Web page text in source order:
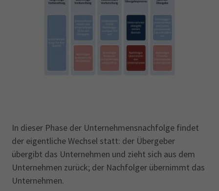
In dieser Phase der Unternehmensnachfolge findet
der eigentliche Wechsel statt: der Übergeber
übergibt das Unternehmen und zieht sich aus dem
Unternehmen zurück; der Nachfolger übernimmt das
Unternehmen.